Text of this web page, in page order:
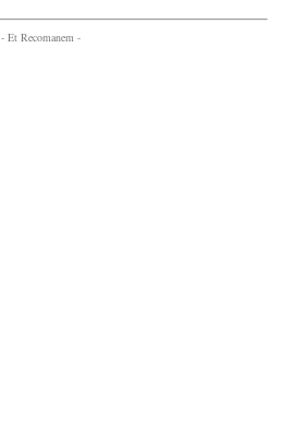
- Et Recomanem -